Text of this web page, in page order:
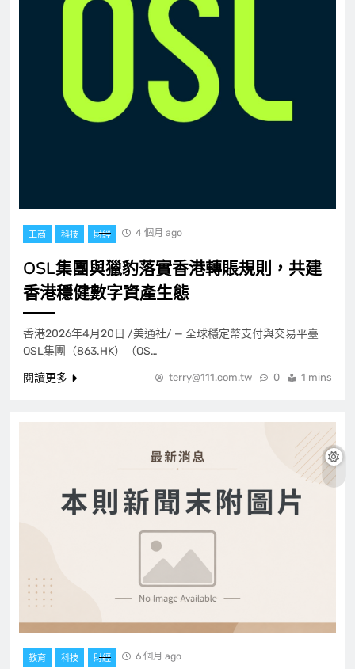
工商 科技 財經 4 個月 ago
OSL集團與獵豹落實香港轉賬規則，共建
香港穩健數字資產生態
香港2026年4月20日 /美通社/ — 全球穩定幣支付與交易平臺
OSL集團（863.HK）（OS…
閱讀更多
terry@111.com.tw 0 1 mins
教育 科技 財經 6 個月 ago